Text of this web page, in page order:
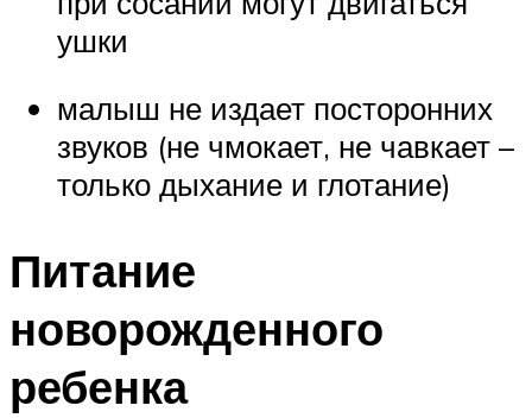
ушки
малыш не издает посторонних
звуков (не чмокает, не чавкает –
только дыхание и глотание)
Питание
новорожденного
ребенка